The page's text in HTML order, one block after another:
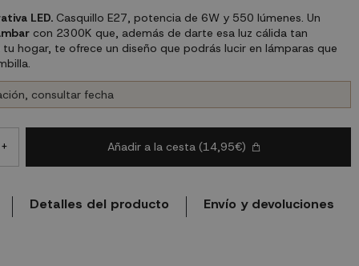
LED.Casquillo E27, potencia de 6W y 550 lúmenes. Un
con 2300K que, además de darte esa luz cálida tan
hogar, te ofrece un diseño que podrás lucir en lámparas que
consultar fecha
+ Añadir a la cesta (14,95€)
Detalles del producto Envío y devoluciones